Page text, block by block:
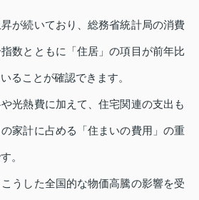
が続いており、総務省統計局の消費
数とともに「住居」の項目が前年比
ることが確認できます。
光熱費に加えて、住宅関連の支出も
家計に占める「住まいの費用」の重
。
うした全国的な物価高騰の影響を受